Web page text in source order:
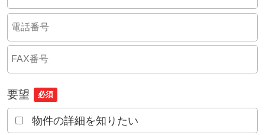
要望 必須
物件の詳細を知りたい